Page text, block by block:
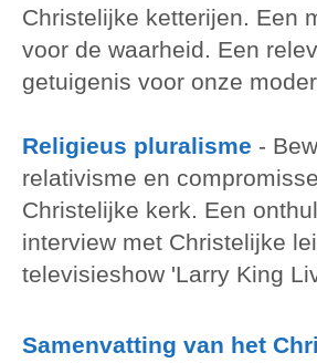
Christelijke ketterijen. Een
voor de waarheid. Een
getuigenis voor onze
Religieus pluralisme -
relativisme en
Christelijke kerk. Een
interview met Christelijke
televisieshow 'Larry King
Samenvatting van het